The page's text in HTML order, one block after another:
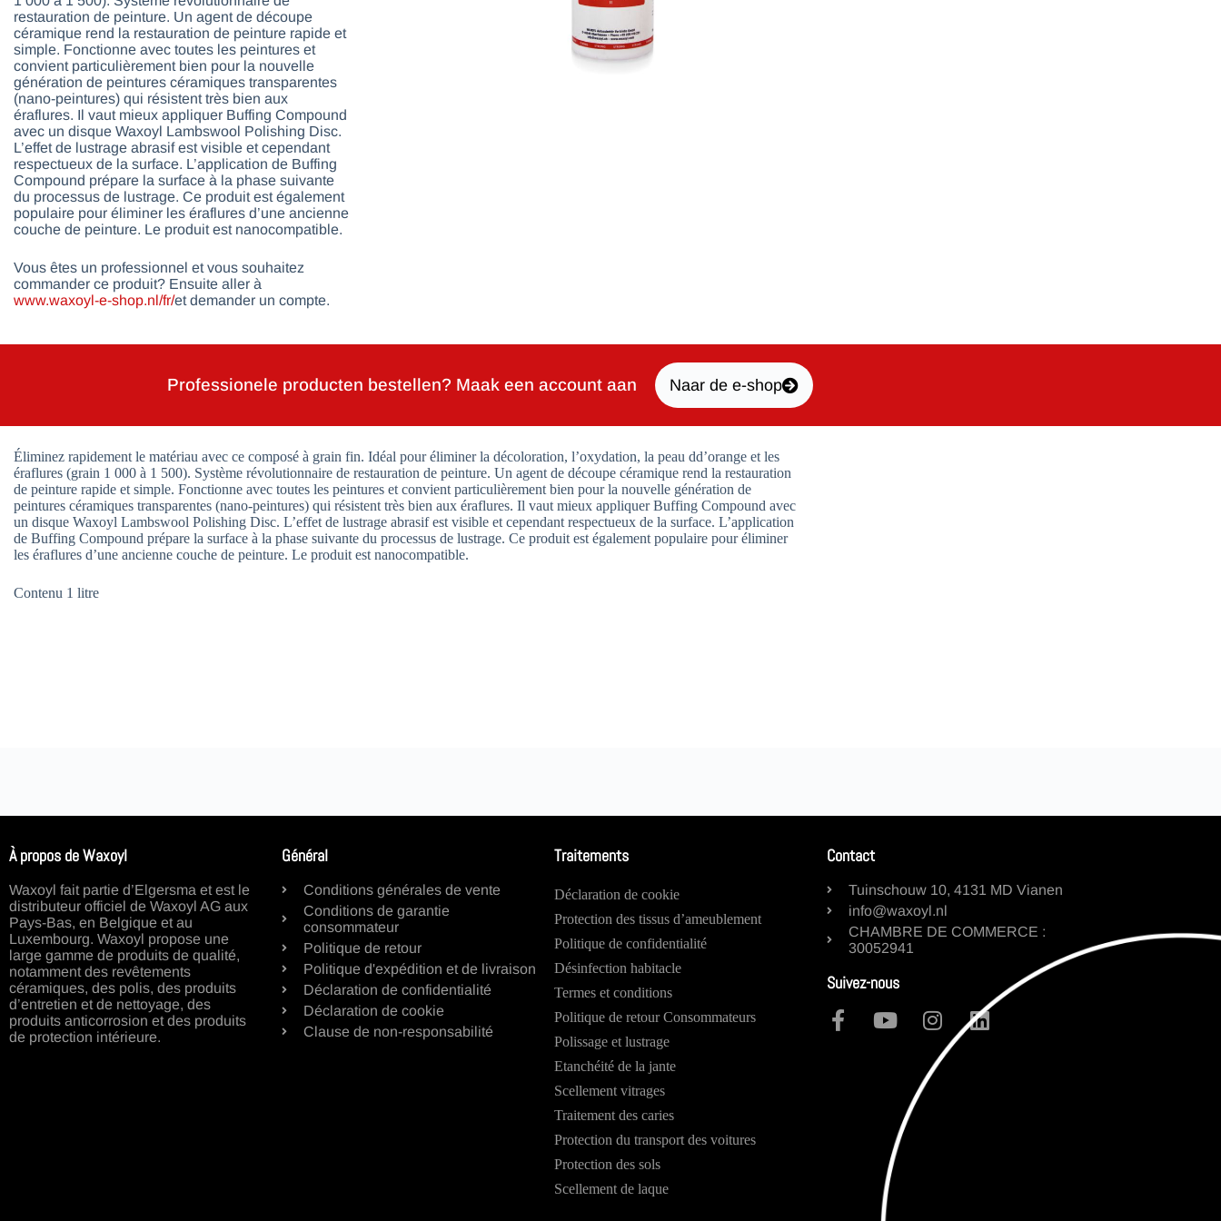
restauration de peinture. Un agent de découpe
céramique rend la restauration de peinture rapide et
simple. Fonctionne avec toutes les peintures et
convient particulièrement bien pour la nouvelle
génération de peintures céramiques transparentes
(nano-peintures) qui résistent très bien aux
éraflures. Il vaut mieux appliquer Buffing Compound
avec un disque Waxoyl Lambswool Polishing Disc.
L’effet de lustrage abrasif est visible et cependant
respectueux de la surface. L’application de Buffing
Compound prépare la surface à la phase suivante
du processus de lustrage. Ce produit est également
populaire pour éliminer les éraflures d’une ancienne
couche de peinture. Le produit est nanocompatible.
Vous êtes un professionnel et vous souhaitez
commander ce produit? Ensuite aller à
www.waxoyl-e-shop.nl/fr/et demander un compte.
Professionele producten bestellen? Maak een account aan Naar de e-shop
Éliminez rapidement le matériau avec ce composé à grain fin. Idéal pour éliminer la décoloration, l’oxydation, la peau dd’orange et les
éraflures (grain 1 000 à 1 500). Système révolutionnaire de restauration de peinture. Un agent de découpe céramique rend la restauration
de peinture rapide et simple. Fonctionne avec toutes les peintures et convient particulièrement bien pour la nouvelle génération de
peintures céramiques transparentes (nano-peintures) qui résistent très bien aux éraflures. Il vaut mieux appliquer Buffing Compound avec
un disque Waxoyl Lambswool Polishing Disc. L’effet de lustrage abrasif est visible et cependant respectueux de la surface. L’application
de Buffing Compound prépare la surface à la phase suivante du processus de lustrage. Ce produit est également populaire pour éliminer
les éraflures d’une ancienne couche de peinture. Le produit est nanocompatible.
Contenu 1 litre
À propos de Waxoyl
Waxoyl fait partie d’Elgersma et est le
distributeur officiel de Waxoyl AG aux
Pays-Bas, en Belgique et au
Luxembourg. Waxoyl propose une
large gamme de produits de qualité,
notamment des revêtements
céramiques, des polis, des produits
d’entretien et de nettoyage, des
produits anticorrosion et des produits
de protection intérieure.
Général
Conditions générales de vente
Conditions de garantie
consommateur
Politique de retour
Politique d'expédition et de livraison
Déclaration de confidentialité
Déclaration de cookie
Clause de non-responsabilité
Traitements
Déclaration de cookie
Protection des tissus d’ameublement
Politique de confidentialité
Désinfection habitacle
Termes et conditions
Politique de retour Consommateurs
Polissage et lustrage
Etanchéité de la jante
Scellement vitrages
Traitement des caries
Protection du transport des voitures
Protection des sols
Scellement de laque
Contact
Tuinschouw 10, 4131 MD Vianen
info@waxoyl.nl
CHAMBRE DE COMMERCE :
30052941
Suivez-nous